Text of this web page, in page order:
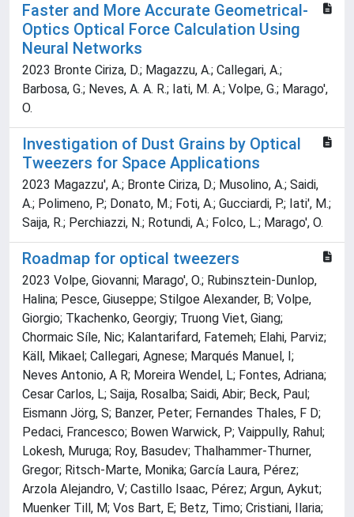
Faster and More Accurate Geometrical-
Optics Optical Force Calculation Using
Neural Networks
2023 Bronte Ciriza, D.; Magazzu, A.; Callegari, A.;
Barbosa, G.; Neves, A. A. R.; Iati, M. A.; Volpe, G.; Marago',
O.
Investigation of Dust Grains by Optical
Tweezers for Space Applications
2023 Magazzu', A.; Bronte Ciriza, D.; Musolino, A.; Saidi,
A.; Polimeno, P.; Donato, M.; Foti, A.; Gucciardi, P.; Iati', M.;
Saija, R.; Perchiazzi, N.; Rotundi, A.; Folco, L.; Marago', O.
Roadmap for optical tweezers
2023 Volpe, Giovanni; Marago', O.; Rubinsztein-Dunlop,
Halina; Pesce, Giuseppe; Stilgoe Alexander, B; Volpe,
Giorgio; Tkachenko, Georgiy; Truong Viet, Giang;
Chormaic Síle, Nic; Kalantarifard, Fatemeh; Elahi, Parviz;
Käll, Mikael; Callegari, Agnese; Marqués Manuel, I;
Neves Antonio, A R; Moreira Wendel, L; Fontes, Adriana;
Cesar Carlos, L; Saija, Rosalba; Saidi, Abir; Beck, Paul;
Eismann Jörg, S; Banzer, Peter; Fernandes Thales, F D;
Pedaci, Francesco; Bowen Warwick, P; Vaippully, Rahul;
Lokesh, Muruga; Roy, Basudev; Thalhammer-Thurner,
Gregor; Ritsch-Marte, Monika; García Laura, Pérez;
Arzola Alejandro, V; Castillo Isaac, Pérez; Argun, Aykut;
Muenker Till, M; Vos Bart, E; Betz, Timo; Cristiani, Ilaria;